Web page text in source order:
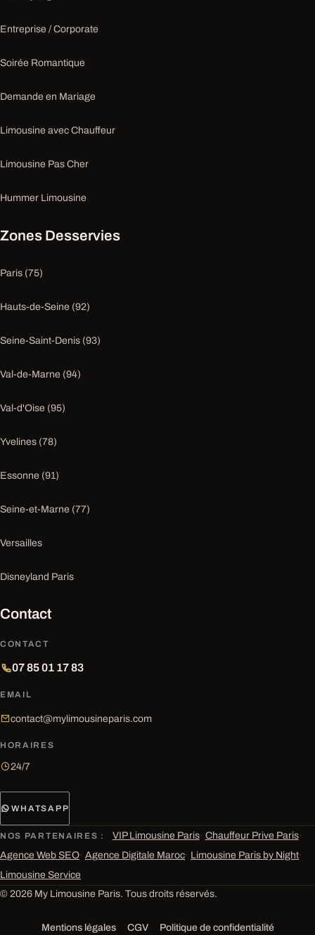
Entreprise / Corporate
Soirée Romantique
Demande en Mariage
Limousine avec Chauffeur
Limousine Pas Cher
Hummer Limousine
Zones Desservies
Paris (75)
Hauts-de-Seine (92)
Seine-Saint-Denis (93)
Val-de-Marne (94)
Val-d'Oise (95)
Yvelines (78)
Essonne (91)
Seine-et-Marne (77)
Versailles
Disneyland Paris
Contact
CONTACT
07 85 01 17 83
EMAIL
contact@mylimousineparis.com
HORAIRES
24/7
WHATSAPP
NOS PARTENAIRES : VIP Limousine Paris· Chauffeur Prive Paris·
Agence Web SEO· Agence Digitale Maroc· Limousine Paris by Night·
Limousine Service
© 2026 My Limousine Paris. Tous droits réservés.
Mentions légales CGV Politique de confidentialité